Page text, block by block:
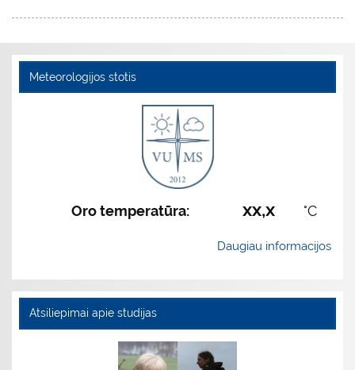
Meteorologijos stotis
Oro temperatūra: xx,x °C
Daugiau informacijos
Atsiliepimai apie studijas